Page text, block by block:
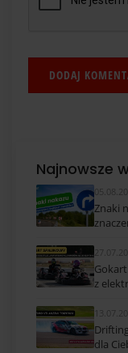
Najnowsze
Znaki
z
dla